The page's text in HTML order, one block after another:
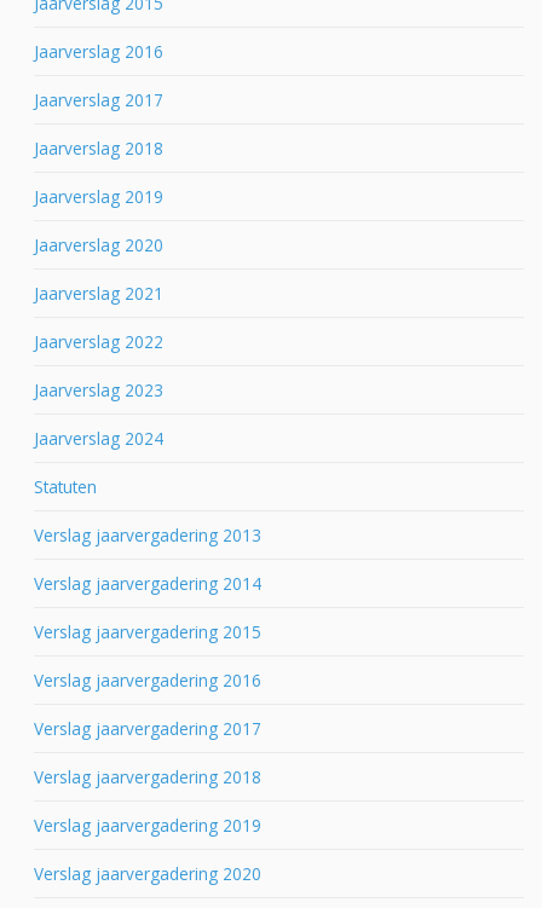
Jaarverslag 2016
Jaarverslag 2017
Jaarverslag 2018
Jaarverslag 2019
Jaarverslag 2020
Jaarverslag 2021
Jaarverslag 2022
Jaarverslag 2023
Jaarverslag 2024
Statuten
Verslag jaarvergadering 2013
Verslag jaarvergadering 2014
Verslag jaarvergadering 2015
Verslag jaarvergadering 2016
Verslag jaarvergadering 2017
Verslag jaarvergadering 2018
Verslag jaarvergadering 2019
Verslag jaarvergadering 2020